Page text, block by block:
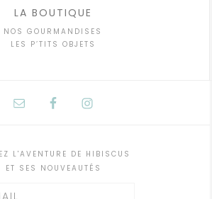
LA BOUTIQUE
NOS GOURMANDISES
LES P’TITS OBJETS
L'AVENTURE DE HIBISCUS
ET SES NOUVEAUTÉS